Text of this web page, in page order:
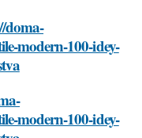
doma-
modern-100-idey-
modern-100-idey-